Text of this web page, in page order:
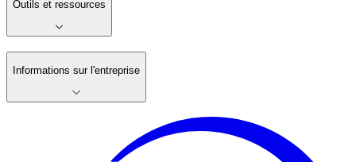
Outils et ressources
Informations sur l'entreprise